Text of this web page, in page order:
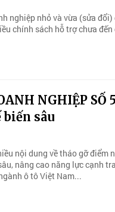
nghiệp nhỏ và vừa (sửa
chính sách hỗ trợ chưa
NGHIỆP
sâu
nội dung về tháo gỡ điểm
nâng cao năng lực cạnh
ô tô Việt Nam...